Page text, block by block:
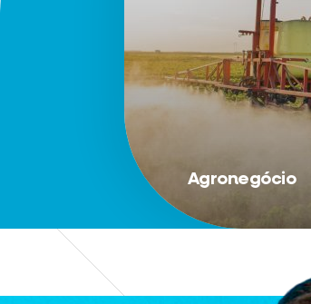
Agronegócio